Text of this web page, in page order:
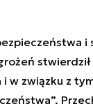
i
związku z